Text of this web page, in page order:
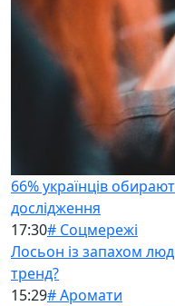
66% українців
дослідження
17:30# Соцмережі
Лосьон із запахом
тренд?
15:29# Аромати